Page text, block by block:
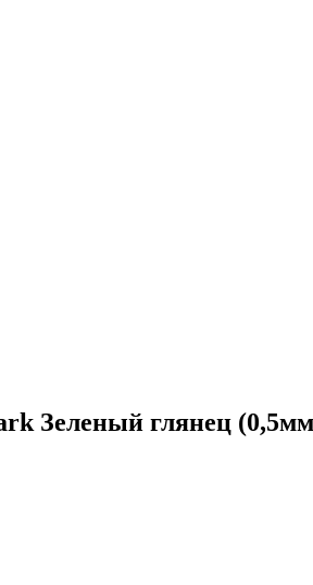
Зеленый глянец